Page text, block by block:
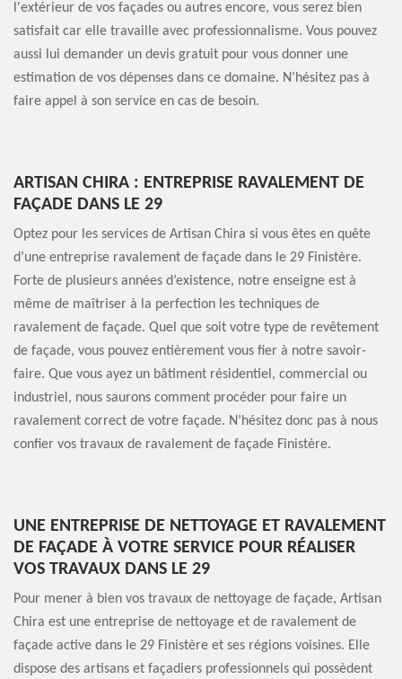
l'extérieur de vos façades ou autres encore, vous serez bien
satisfait car elle travaille avec professionnalisme. Vous pouvez
aussi lui demander un devis gratuit pour vous donner une
estimation de vos dépenses dans ce domaine. N’hésitez pas à
faire appel à son service en cas de besoin.
ARTISAN CHIRA : ENTREPRISE RAVALEMENT DE
FAÇADE DANS LE 29
Optez pour les services de Artisan Chira si vous êtes en quête
d’une entreprise ravalement de façade dans le 29 Finistère.
Forte de plusieurs années d’existence, notre enseigne est à
même de maîtriser à la perfection les techniques de
ravalement de façade. Quel que soit votre type de revêtement
de façade, vous pouvez entièrement vous fier à notre savoir-
faire. Que vous ayez un bâtiment résidentiel, commercial ou
industriel, nous saurons comment procéder pour faire un
ravalement correct de votre façade. N’hésitez donc pas à nous
confier vos travaux de ravalement de façade Finistère.
UNE ENTREPRISE DE NETTOYAGE ET RAVALEMENT
DE FAÇADE À VOTRE SERVICE POUR RÉALISER
VOS TRAVAUX DANS LE 29
Pour mener à bien vos travaux de nettoyage de façade, Artisan
Chira est une entreprise de nettoyage et de ravalement de
façade active dans le 29 Finistère et ses régions voisines. Elle
dispose des artisans et façadiers professionnels qui possèdent